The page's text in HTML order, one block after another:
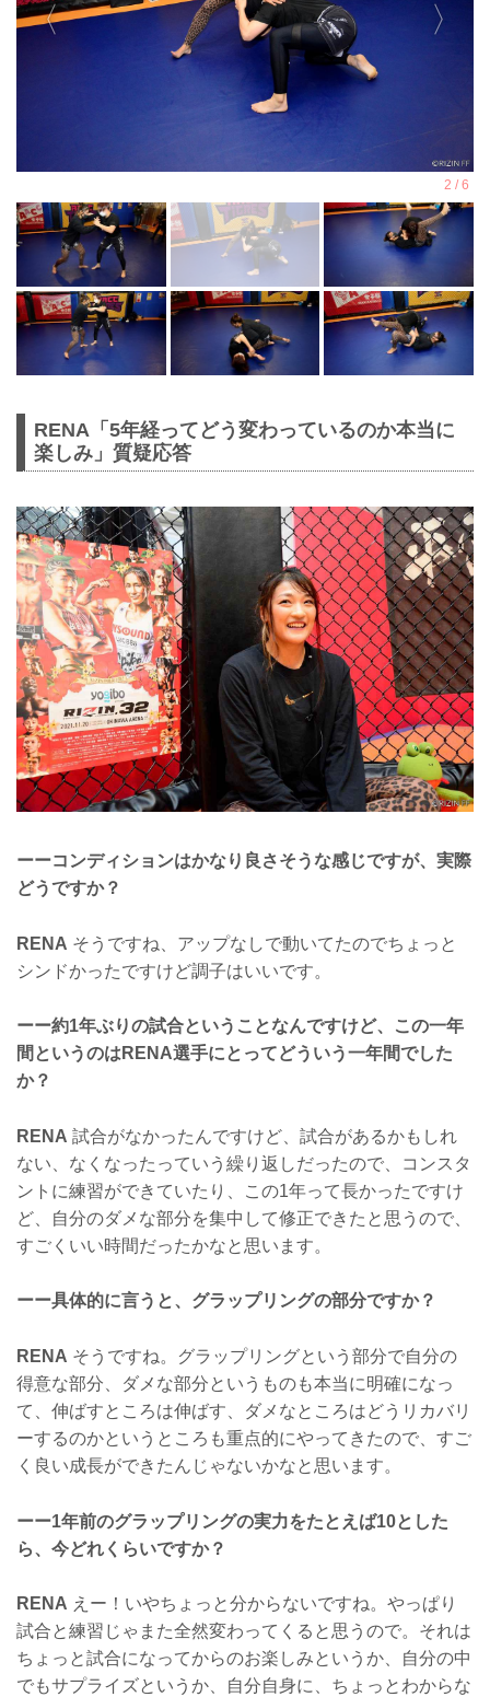
RENA「5年経ってどう変わっているのか本当に
楽しみ」質疑応答
ーーコンディションはかなり良さそうな感じですが、実際
どうですか？
RENA そうですね、アップなしで動いてたのでちょっと
シンドかったですけど調子はいいです。
ーー約1年ぶりの試合ということなんですけど、この一年
間というのはRENA選手にとってどういう一年間でした
か？
RENA 試合がなかったんですけど、試合があるかもしれ
ない、なくなったっていう繰り返しだったので、コンスタ
ントに練習ができていたり、この1年って長かったですけ
ど、自分のダメな部分を集中して修正できたと思うので、
すごくいい時間だったかなと思います。
ーー具体的に言うと、グラップリングの部分ですか？
RENA そうですね。グラップリングという部分で自分の
得意な部分、ダメな部分というものも本当に明確になっ
て、伸ばすところは伸ばす、ダメなところはどうリカバリ
ーするのかというところも重点的にやってきたので、すご
く良い成長ができたんじゃないかなと思います。
ーー1年前のグラップリングの実力をたとえば10とした
ら、今どれくらいですか？
RENA えー！いやちょっと分からないですね。やっぱり
試合と練習じゃまた全然変わってくると思うので。それは
ちょっと試合になってからのお楽しみというか、自分の中
でもサプライズというか、自分自身に、ちょっとわからな